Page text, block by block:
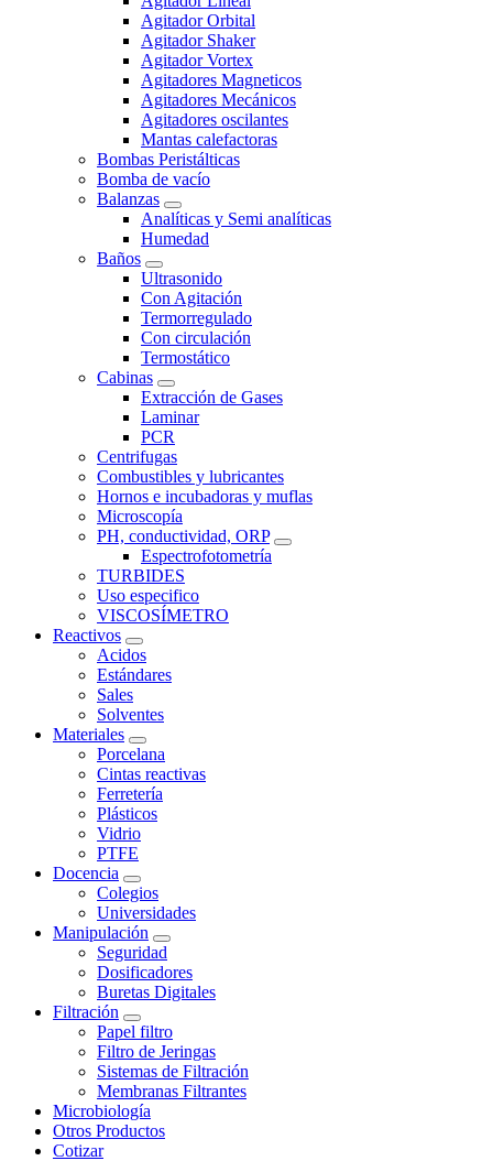
Agitador Orbital
Agitador Shaker
Agitador Vortex
Agitadores Magneticos
Agitadores Mecánicos
Agitadores oscilantes
Mantas calefactoras
Bombas Peristálticas
Bomba de vacío
Balanzas
Analíticas y Semi analíticas
Humedad
Baños
Ultrasonido
Con Agitación
Termorregulado
Con circulación
Termostático
Cabinas
Extracción de Gases
Laminar
PCR
Centrifugas
Combustibles y lubricantes
Hornos e incubadoras y muflas
Microscopía
PH, conductividad, ORP
Espectrofotometría
TURBIDES
Uso especifico
VISCOSÍMETRO
Reactivos
Acidos
Estándares
Sales
Solventes
Materiales
Porcelana
Cintas reactivas
Ferretería
Plásticos
Vidrio
PTFE
Docencia
Colegios
Universidades
Manipulación
Seguridad
Dosificadores
Buretas Digitales
Filtración
Papel filtro
Filtro de Jeringas
Sistemas de Filtración
Membranas Filtrantes
Microbiología
Otros Productos
Cotizar